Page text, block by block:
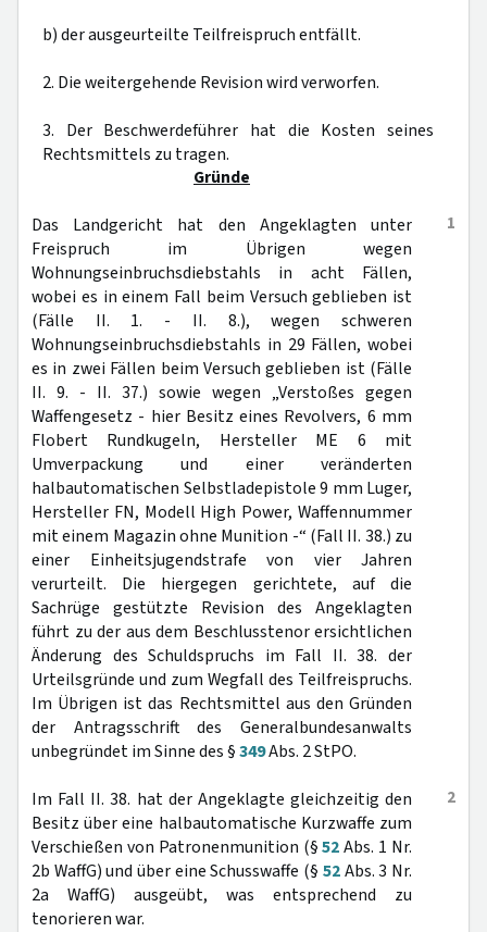
b) der ausgeurteilte Teilfreispruch entfällt.
2. Die weitergehende Revision wird verworfen.
3. Der Beschwerdeführer hat die Kosten seines
Rechtsmittels zu tragen.
Gründe
1
Das Landgericht hat den Angeklagten unter
Freispruch im Übrigen wegen
Wohnungseinbruchsdiebstahls in acht Fällen,
wobei es in einem Fall beim Versuch geblieben ist
(Fälle II. 1. - II. 8.), wegen schweren
Wohnungseinbruchsdiebstahls in 29 Fällen, wobei
es in zwei Fällen beim Versuch geblieben ist (Fälle
II. 9. - II. 37.) sowie wegen „Verstoßes gegen
Waffengesetz - hier Besitz eines Revolvers, 6 mm
Flobert Rundkugeln, Hersteller ME 6 mit
Umverpackung und einer veränderten
halbautomatischen Selbstladepistole 9 mm Luger,
Hersteller FN, Modell High Power, Waffennummer
mit einem Magazin ohne Munition -“ (Fall II. 38.) zu
einer Einheitsjugendstrafe von vier Jahren
verurteilt. Die hiergegen gerichtete, auf die
Sachrüge gestützte Revision des Angeklagten
führt zu der aus dem Beschlusstenor ersichtlichen
Änderung des Schuldspruchs im Fall II. 38. der
Urteilsgründe und zum Wegfall des Teilfreispruchs.
Im Übrigen ist das Rechtsmittel aus den Gründen
der Antragsschrift des Generalbundesanwalts
unbegründet im Sinne des §349Abs. 2 StPO.
2
Im Fall II. 38. hat der Angeklagte gleichzeitig den
Besitz über eine halbautomatische Kurzwaffe zum
Verschießen von Patronenmunition (§52Abs. 1 Nr.
2b WaffG) und über eine Schusswaffe (§ 52Abs. 3 Nr.
2a WaffG) ausgeübt, was entsprechend zu
tenorieren war.